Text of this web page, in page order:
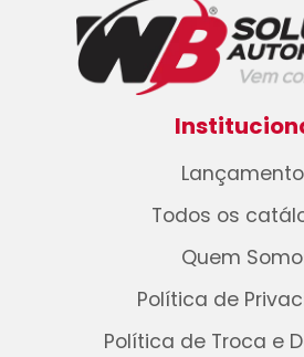
Todos os
Quem
Política de
Política de Troca e